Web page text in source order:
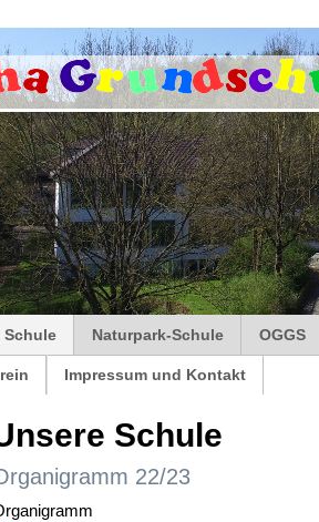
Schule Naturpark-Schule OGGS
Impressum und Kontakt
Schule
22/23